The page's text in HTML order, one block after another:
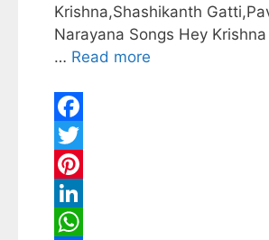
Krishna,Shashikanth
Narayana Songs Hey
… Read more
F
a
c
e
T
w
P
L